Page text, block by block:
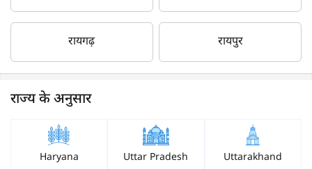
रायगढ़ रायपुर
राज्य के अनुसार
Haryana Uttar Pradesh Uttarakhand